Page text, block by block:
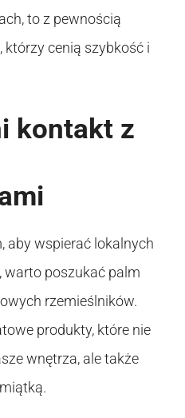
to z pewnością
cenią szybkość i
kontakt z
aby wspierać lokalnych
warto poszukać palm
rzemieślników.
produkty, które nie
wnętrza, ale także